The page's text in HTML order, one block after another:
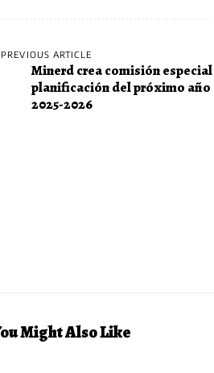
PREVIOUS ARTICLE
Minerd crea comisión
planificación del próximo año
2025-2026
Might Also Like